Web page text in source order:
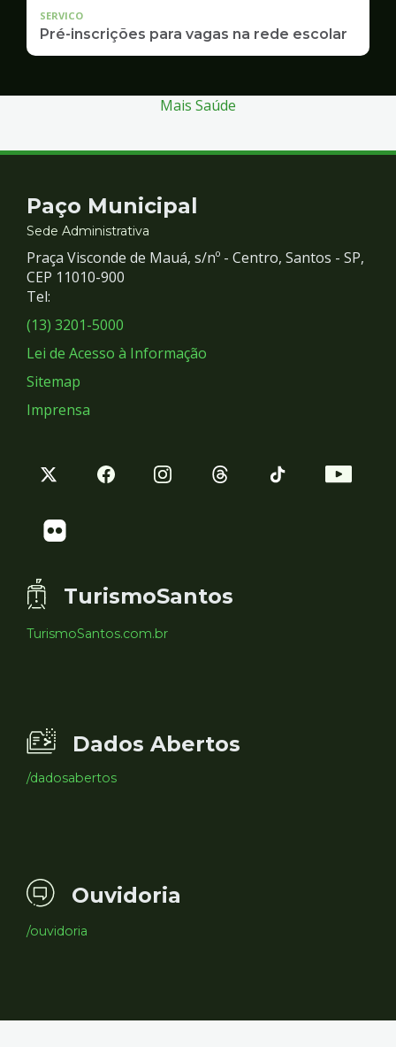
SERVICO
Pré-inscrições para vagas na rede escolar
Mais Saúde
Contato
e
Redes
Sociais
Paço Municipal
Sede Administrativa
Praça Visconde de Mauá, s/nº - Centro, Santos - SP,
CEP 11010-900
Tel:
(13) 3201-5000
Lei de Acesso à Informação
Sitemap
Imprensa
TurismoSantos
TurismoSantos.com.br
Dados Abertos
/dadosabertos
Ouvidoria
/ouvidoria